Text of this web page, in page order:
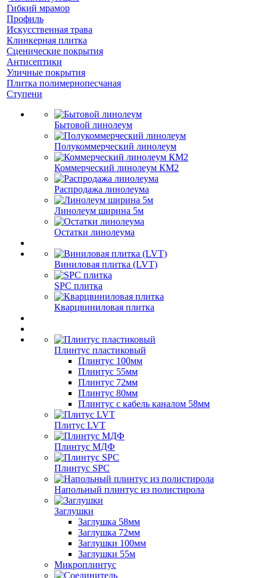
Гибкий мрамор
Профиль
Искусственная трава
Клинкерная плитка
Сценические покрытия
Антисептики
Уличные покрытия
Плитка полимернопесчаная
Ступени
Бытовой линолеум
Полукоммерческий линолеум
Коммерческий линолеум КМ2
Распродажа линолеума
Линолеум ширина 5м
Остатки линолеума
Виниловая плитка (LVT)
SPC плитка
Кварцвиниловая плитка
Плинтус пластиковый
Плинтус 100мм
Плинтус 55мм
Плинтус 72мм
Плинтус 80мм
Плинтус с кабель каналом 58мм
Плитус LVT
Плинтус МДФ
Плинтус SPC
Напольный плинтус из полистирола
Заглушки
Заглушка 58мм
Заглушка 72мм
Заглушки 100мм
Заглушки 55м
Микроплинтус